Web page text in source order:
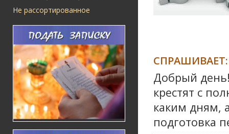
Не рассортированное
СПРАШИВАЕТ:
Добрый
крестят с
каким дням,
подготовка